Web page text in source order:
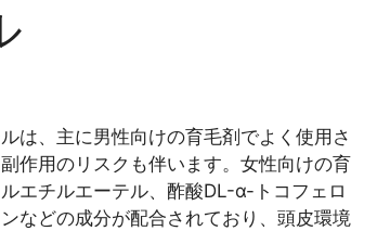
は、主に男性向けの育毛剤でよく使用さ
作用のリスクも伴います。女性向けの育
エチルエーテル、酢酸DL-α-トコフェロ
などの成分が配合されており、頭皮環境